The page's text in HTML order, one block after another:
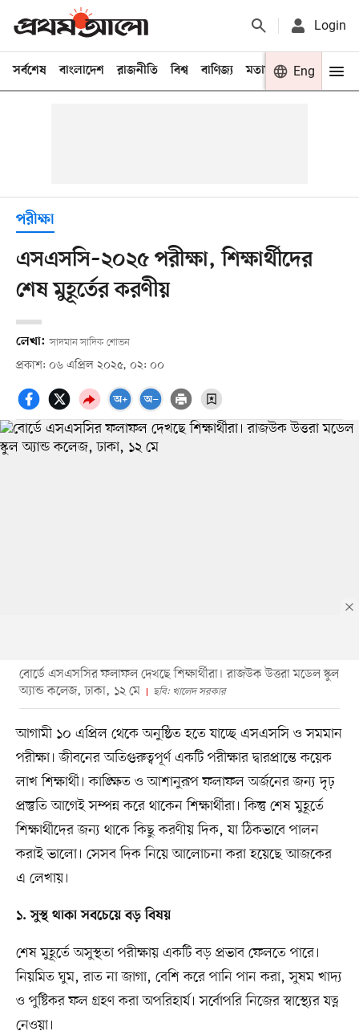
Login
সর্বশেষ বাংলাদেশ রাজনীতি বিশ্ব বাণিজ্য মতামত খেলা
Eng
পরীক্ষা
এসএসসি–২০২৫ পরীক্ষা, শিক্ষার্থীদের
শেষ মুহূর্তের করণীয়
লেখা: সাদমান সাদিক শোভন
প্রকাশ: ০৬ এপ্রিল ২০২৫, ০২: ০০
বোর্ডে এসএসসির ফলাফল দেখছে শিক্ষার্থীরা। রাজউক উত্তরা মডেল স্কুল
অ্যান্ড কলেজ, ঢাকা, ১২ মে
ছবি: খালেদ সরকার
আগামী ১০ এপ্রিল থেকে অনুষ্ঠিত হতে যাচ্ছে এসএসসি ও সমমান
পরীক্ষা। জীবনের অতিগুরুত্বপূর্ণ একটি পরীক্ষার দ্বারপ্রান্তে কয়েক
লাখ শিক্ষার্থী। কাঙ্ক্ষিত ও আশানুরূপ ফলাফল অর্জনের জন্য দৃঢ়
প্রস্তুতি আগেই সম্পন্ন করে থাকেন শিক্ষার্থীরা। কিন্তু শেষ মুহূর্তে
শিক্ষার্থীদের জন্য থাকে কিছু করণীয় দিক, যা ঠিকভাবে পালন
করাই ভালো। সেসব দিক নিয়ে আলোচনা করা হয়েছে আজকের
এ লেখায়।
১. সুস্থ থাকা সবচেয়ে বড় বিষয়
শেষ মুহূর্তে অসুস্থতা পরীক্ষায় একটি বড় প্রভাব ফেলতে পারে।
নিয়মিত ঘুম, রাত না জাগা, বেশি করে পানি পান করা, সুষম খাদ্য
ও পুষ্টিকর ফল গ্রহণ করা অপরিহার্য। সর্বোপরি নিজের স্বাস্থ্যের যত্ন
নেওয়া।